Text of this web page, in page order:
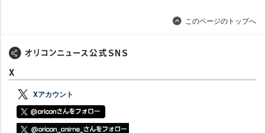
このページのトップへ
X
Xアカウント